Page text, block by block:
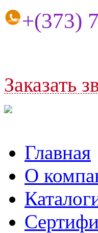
+(373)
Заказать
Главная
О